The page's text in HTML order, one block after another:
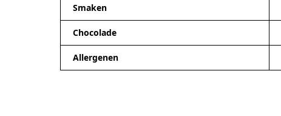
Smaken
Chocolade
Allergenen